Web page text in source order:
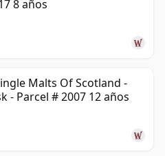
8 años
Malts Of Scotland -
- Parcel # 2007 12 años